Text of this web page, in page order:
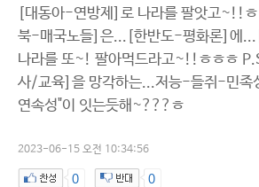
[대동아-연방제]로 나라를 팔앗고~!!
북-매국노들]은...[한반도-평화론]에
나라를 또~! 팔아먹드라고~!!ㅎㅎㅎ
사/교육]을 망각하는...저능-들쥐-민족
연속성"이 잇는듯해~???ㅎ
2023-06-15 오전 10:34:56
0 0